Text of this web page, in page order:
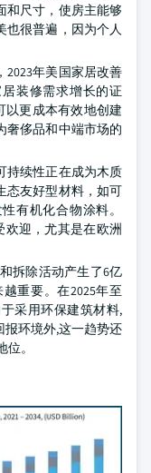
和尺寸，使房主能够
也很普遍，因为个人
2023年美国家居改善
装修需求增长的证
以更成本有效地创建
奢侈品和中端市场的
持续性正在成为木质
态友好型材料，如可
有机化合物涂料。
欢迎，尤其是在欧洲
拆除活动产生了6亿
重要。在2025年至
采用环保建筑材料,
环境外,这一趋势还
。